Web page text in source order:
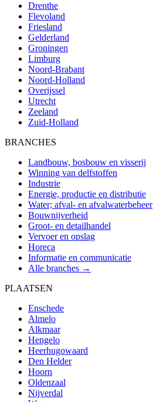
Drenthe
Flevoland
Friesland
Gelderland
Groningen
Limburg
Noord-Brabant
Noord-Holland
Overijssel
Utrecht
Zeeland
Zuid-Holland
BRANCHES
Landbouw, bosbouw en visserij
Winning van delfstoffen
Industrie
Energie, productie en distributie
Water; afval- en afvalwaterbeheer
Bouwnijverheid
Groot- en detailhandel
Vervoer en opslag
Horeca
Informatie en communicatie
Alle branches →
PLAATSEN
Enschede
Almelo
Alkmaar
Hengelo
Heerhugowaard
Den Helder
Hoorn
Oldenzaal
Nijverdal